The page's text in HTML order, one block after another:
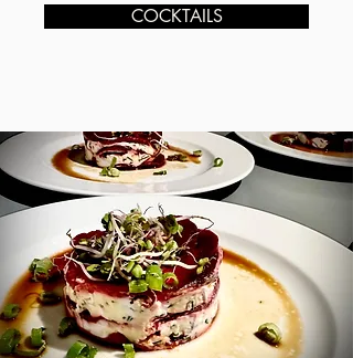
COCKTAILS